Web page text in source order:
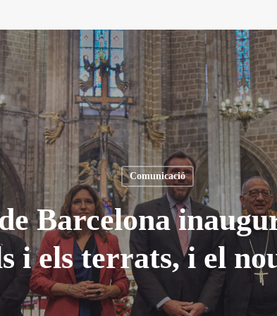
Comunicació
Barcelona
i els terrats, i el